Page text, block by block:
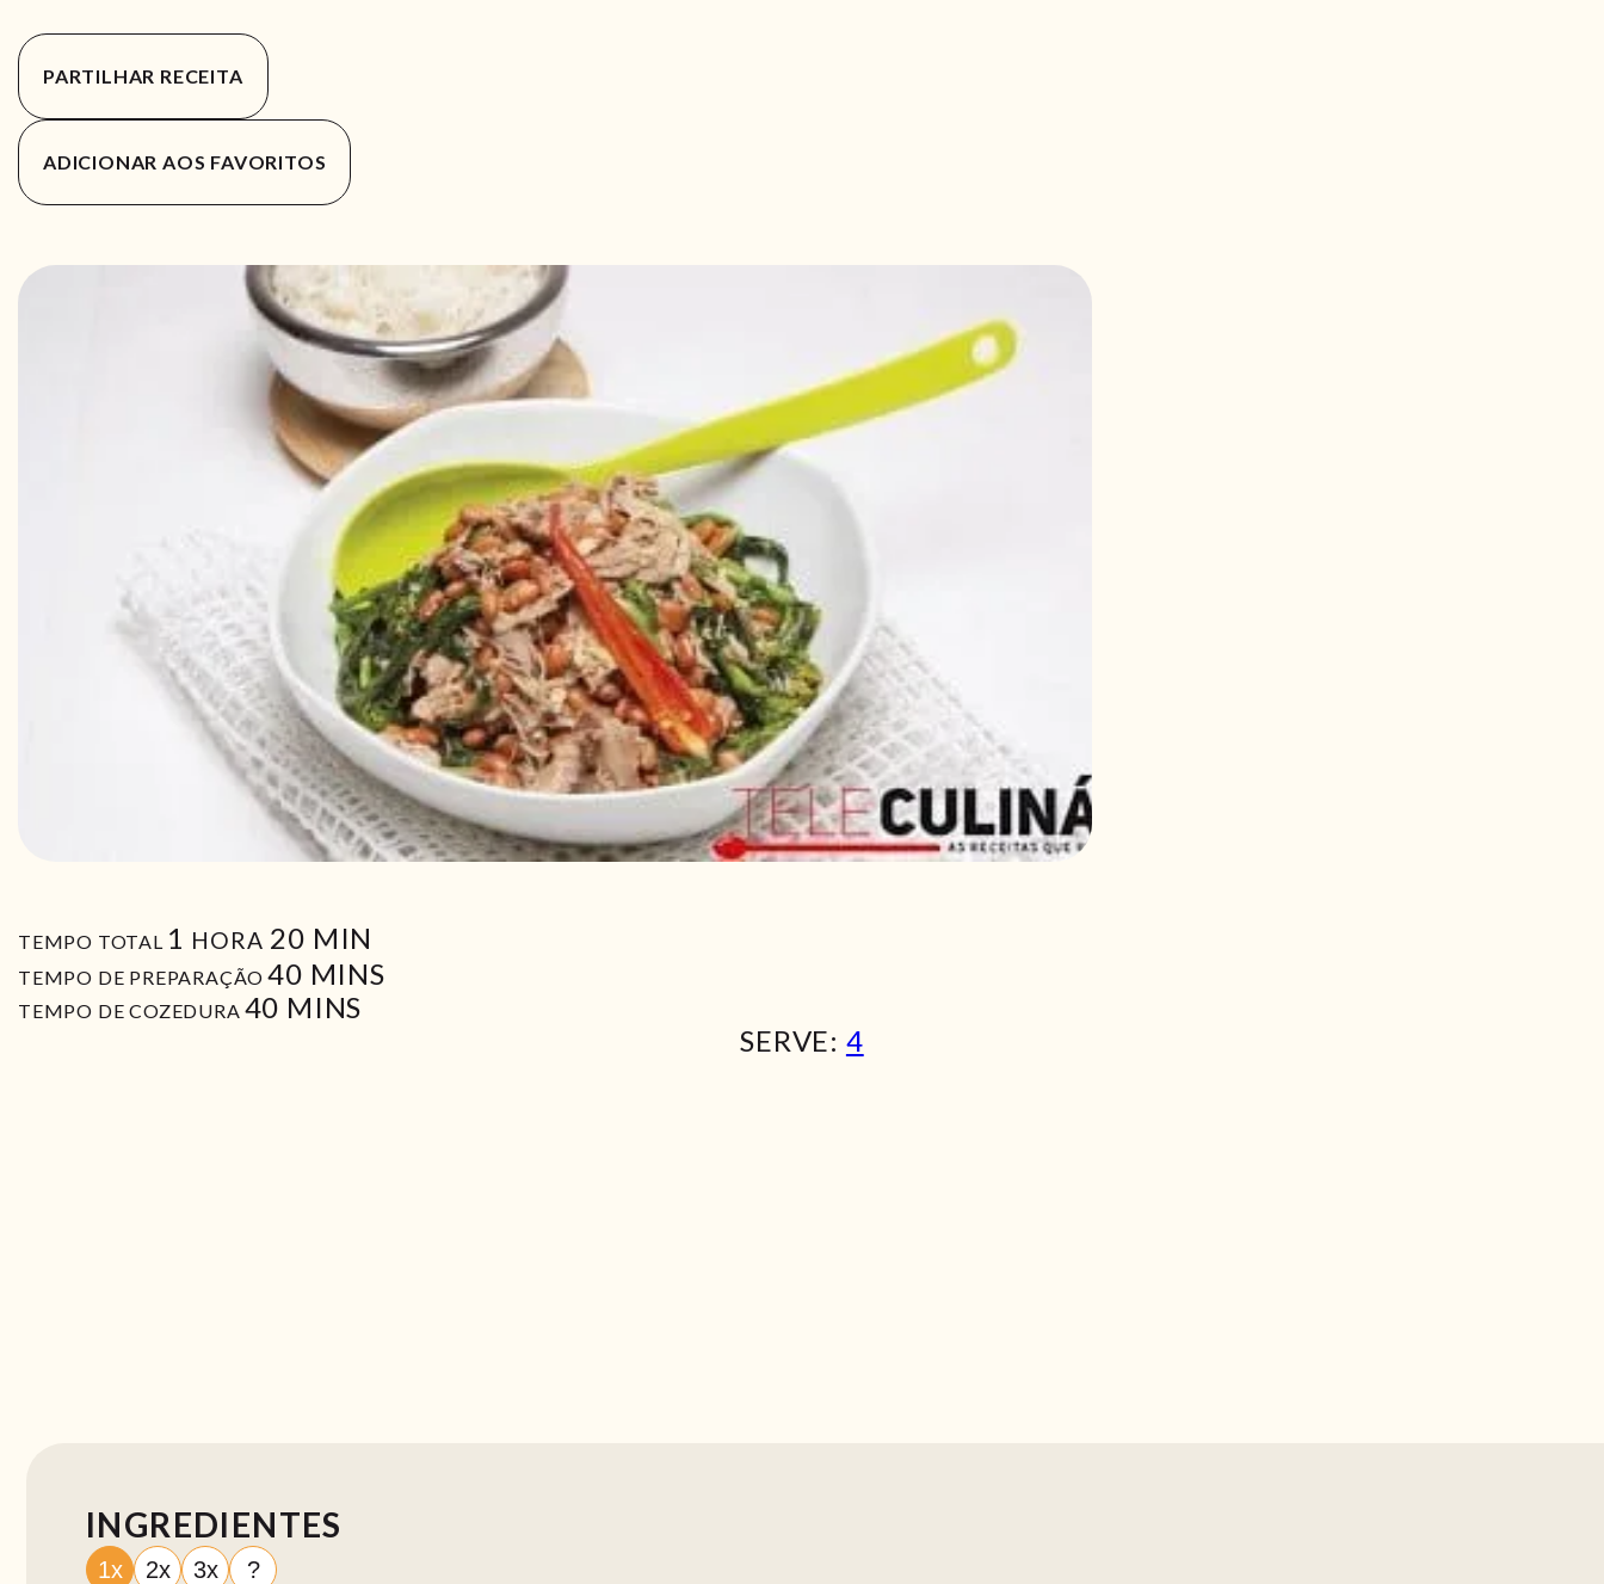
PARTILHAR RECEITA
ADICIONAR AOS FAVORITOS
TEMPO TOTAL 1 HORA
HORA 20 MIN
MIN
TEMPO DE PREPARAÇÃO 40MIN
MINS
TEMPO DE COZEDURA 40 MIN
MINS
SERVE: 4
INGREDIENTES
1x 2x 3x ?